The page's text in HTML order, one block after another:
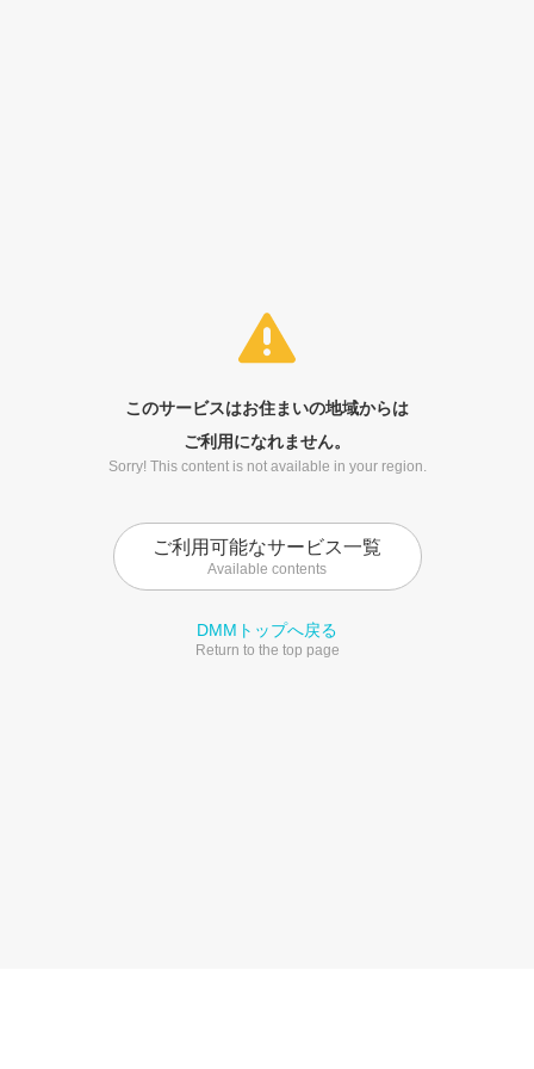
このサービスはお住まいの地域からは
ご利用になれません。
Sorry! This content is not available in your region.
ご利用可能なサービス一覧
Available contents
DMMトップへ戻る
Return to the top page